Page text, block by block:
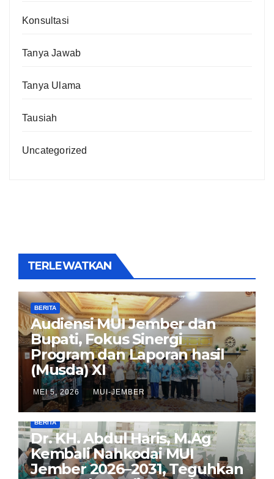
Konsultasi
Tanya Jawab
Tanya Ulama
Tausiah
Uncategorized
TERLEWATKAN
BERITA
Audiensi MUI Jember dan
Bupati, Fokus Sinergi
Program dan Laporan hasil
(Musda) XI
MEI 5, 2026 MUI-JEMBER
BERITA
Dr. KH. Abdul Haris, M.Ag
Kembali Nahkodai MUI
Jember 2026–2031, Teguhkan